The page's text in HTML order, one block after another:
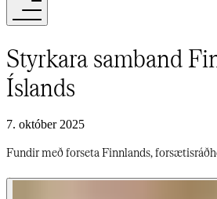
Styrkara samband
Íslands​​​​‌ ‍ ​‍​‍‌‍ ‌ ​‍‌‍‍‌‌‍‌ ‌‍‍‌‌‍ ‍​‍​‍​ ‍‍​‍​‍‌ ​ ‌‍​‌‌‍ ‍‌‍‍‌‌ ‌​‌ ‍‌​‍ ‍‌‍‍‌‌‍ ​‍​‍​‍ ​​‍​‍‌‍‍​‌ ​‍‌‍‌‌‌‍‌‍​‍​‍​ ‍‍​‍​‍‌‍‍​‌ ‌​‌ ‌​‌ ​​‌ ​ ​‍ ​‍ ‌‍‌‍‌‍ ‌ ​‍‌ ​ ‌‍‌‌‌ ‌​‌‍‍‌​‍ ‌‌‍‍‌‌ ​ ‌‍ ​‌‍​‌‌‍ ‍‌‍‌​‌ ​ ​‍ ‍‌ ‌‍‌‍‌‌‌ ​‍‌‍​ ‌‍‌‌‌‍ ​​‍ ‍‌‍​‌‌ ​​‌ ​​​‍ ‌ ​ ‌ ‌​‌ ‌‌‌‍‌​‌‍‍‌‌‍ ​‍ ‌‍‍‌‌‍ ‍‌ ‌​‌‍‌‌‌‍ ‍‌ ‌​​‍ ‌‍‌‌‌‍‌​‌‍‍‌‌ ‌​​‍ ‌‍ ‌‌‍ ‌‍‌​‌‍‌‌​ ‌‌ ​​‌ ​‍‌‍‌‌‌ ​ ‌‍‌‌‌‍ ‍‌ ‌​‌‍​‌‌ ‌​‌‍‍‌‌‍ ‌‍ ‍​ ‍ ‌‍‍‌‌‍‌​​ ‌‌ ​ ‌​‍‌‌​‌​‌‍‍​‌​​‌‌‍‌​‌‍​ ​ ‌‌‌‌‌​‌​​ ‌‌‍​‌‌​ ‌‌‌‌‌​‍‌​ ‌​‌​ ‌​ ​ ‌‌​ ‌‌‌​‌​​ ‌​ ‌​ ‌ ​ ‍ ‌ ‌​‌ ‍‌‌ ​​‌‍‌‌​ ‌‌‍ ‍‌‍‌‌‌ ‌ ‌ ​ ​ ‍ ‌ ​​‌‍​‌‌ ‌​‌‍‍​​ ‌‌ ‌​‌‍‍‌‌ ‌​‌‍ ​‌‍‌‌​ ‌‍​‍‌‍​‌‌ ​ ‌‍‌‌‌‌‌‌‌ ​‍‌‍ ​​ ‌‌‍‍​‌ ‌​‌ ‌​‌ ​​‌ ​ ​‍‌‌​ ​‍‌​‌‍​‍‌‌​ ​‍‌​‌‍‌‍‌‍‌‍ ‌ ​‍‌ ​ ‌‍‌‌‌ ‌​‌‍‍‌​‍ ‌‌‍‍‌‌ ​ ‌‍ ​‌‍​‌‌‍ ‍‌‍‌​‌ ​ ​‍ ‍‌ ‌‍‌‍‌‌‌ ​‍‌‍​ ‌‍‌‌‌‍ ​​‍ ‍‌‍​‌‌ ​​‌ ​​​‍‌‌​ ​‍‌​‌‍‌ ​ ‌ ‌​‌ ‌‌‌‍‌​‌‍‍‌‌‍ ​‍‌‍‌‍‍‌‌‍‌​​ ‌‌ ​ ‌​‍‌‌​‌​‌‍‍​‌​​‌‌‍‌​‌‍​ ​ ‌‌‌‌‌​‌​​ ‌‌‍​‌‌​ ‌‌‌‌‌​‍‌​ ‌​‌​ ‌​ ​ ‌‌​ ‌‌‌​‌​​ ‌​ ‌​ ‌ ​‍‌‍‌ ‌​‌ ‍‌‌ ​​‌‍‌‌​ ‌‌‍ ‍‌‍‌‌‌ ‌ ‌ ​ ​‍‌‍‌ ​​‌‍​‌‌ ‌​‌‍‍​​ ‌‌ ‌​‌‍‍‌‌ ‌​‌‍ ​‌‍‌‌​‍‌‍‌ ​​‌‍‌‌‌ ​‍‌ ​ ‌ ​​‌‍‌‌‌‍​ ‌ ‌​‌‍‍‌‌ ‌‍‌‍‌‌​ ‌‌ ​​‌ ‌‌‌‍​‍‌‍ ​‌‍‍‌‌ ​ ‌‍‍​‌‍‌‌‌‍‌​​‍​‍‌ ‌
7. október 2025
Fundir með forseta Finnlands, forsætisráðherra og þingmönnum.​​​​‌